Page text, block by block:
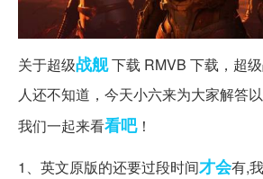
关于超级战舰下载 RMVB 下载，超
人还不知道，今天小六来为大家解答
我们一起来看看吧！
1、英文原版的还要过段时间才会有,